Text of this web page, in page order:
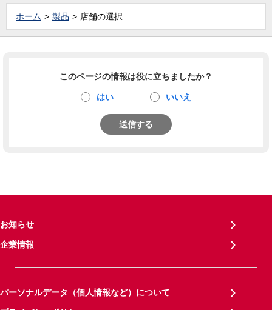
ホーム 製品 店舗の選択
このページの情報は役に立ちましたか？
はい いいえ
送信する
お知らせ
企業情報
パーソナルデータ（個人情報など）について